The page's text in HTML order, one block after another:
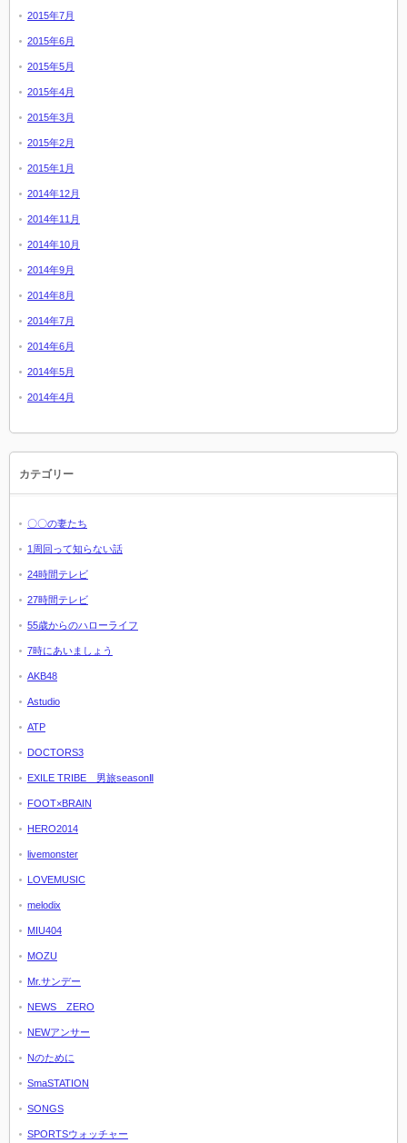
2015年7月
2015年6月
2015年5月
2015年4月
2015年3月
2015年2月
2015年1月
2014年12月
2014年11月
2014年10月
2014年9月
2014年8月
2014年7月
2014年6月
2014年5月
2014年4月
カテゴリー
〇〇の妻たち
1周回って知らない話
24時間テレビ
27時間テレビ
55歳からのハローライフ
7時にあいましょう
AKB48
Astudio
ATP
DOCTORS3
EXILE TRIBE 男旅seasonⅡ
FOOT×BRAIN
HERO2014
livemonster
LOVEMUSIC
melodix
MIU404
MOZU
Mr.サンデー
NEWS ZERO
NEWアンサー
Nのために
SmaSTATION
SONGS
SPORTSウォッチャー